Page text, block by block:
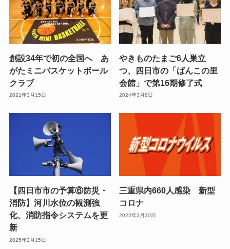
創設34年で初の全国へ あ
がたミニバスケットボール
クラブ
2021年3月15日
やきものたまご6人巣立
つ、四日市の「ばんこの里
会館」で第16期修了式
2024年3月8日
【四日市市の予算⑥防災・
消防】河川水位の観測強
化、消防指令システムを更
新
2025年2月15日
三重県内660人感染 新型
コロナ
2022年3月30日